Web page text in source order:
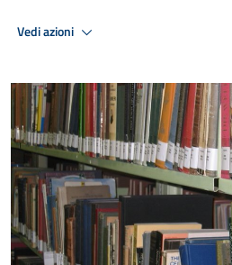
Vedi azioni